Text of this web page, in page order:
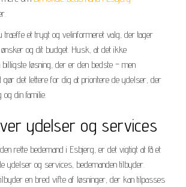
træffe et trygt og velinformeret valg, der tager
og dit budget. Husk, at det ikke
løsning, der er den bedste – men
gør det lettere for dig at prioritere de ydelser, der
din familie.
ydelser og services
rette bedemand i Esbjerg, er det vigtigt at få et
ydelser og services, bedemanden tilbyder.
en bred vifte af løsninger, der kan tilpasses